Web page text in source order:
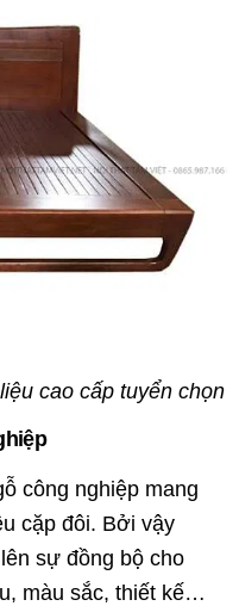
cao cấp tuyển chọn
công nghiệp mang
cặp đôi. Bởi vậy
sự đồng bộ cho
màu sắc, thiết kế…